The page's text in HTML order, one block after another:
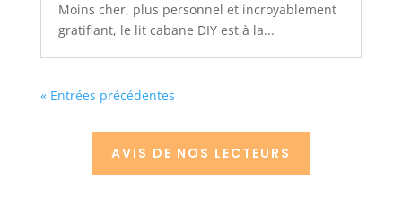
Moins cher, plus personnel et incroyablement
gratifiant, le lit cabane DIY est à la...
« Entrées précédentes
AVIS DE NOS LECTEURS